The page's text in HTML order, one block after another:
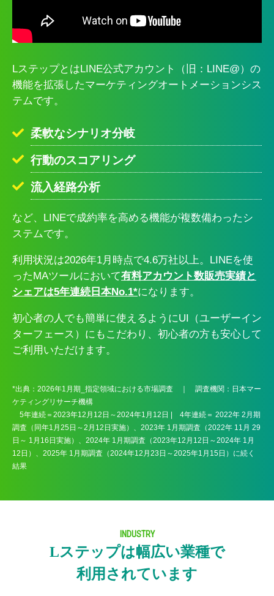
LステップとはLINE公式アカウント（旧：LINE@）の
機能を拡張したマーケティングオートメーションシス
テムです。
柔軟なシナリオ分岐
行動のスコアリング
流入経路分析
など、LINEで成約率を高める機能が複数備わったシ
ステムです。
利用状況は2026年1月時点で4.6万社以上。LINEを使
ったMAツールにおいて有料アカウント数販売実績と
シェアは5年連続日本No.1*になります。
初心者の人でも簡単に使えるようにUI（ユーザーイン
ターフェース）にもこだわり、初心者の方も安心して
ご利用いただけます。
*出典：2026年1月期_指定領域における市場調査 ｜ 調査機関：日本マー
ケティングリサーチ機構
5年連続＝2023年12月12日～2024年1月12日 | 4年連続＝ 2022年 2月期
調査（同年1月25日～2月12日実施）、2023年 1月期調査（2022年 11月 29
日～ 1月16日実施）、2024年 1月期調査（2023年12月12日～2024年 1月
12日）、2025年 1月期調査（2024年12月23日～2025年1月15日）に続く
結果
INDUSTRY
Lステップは幅広い業種で
利用されています